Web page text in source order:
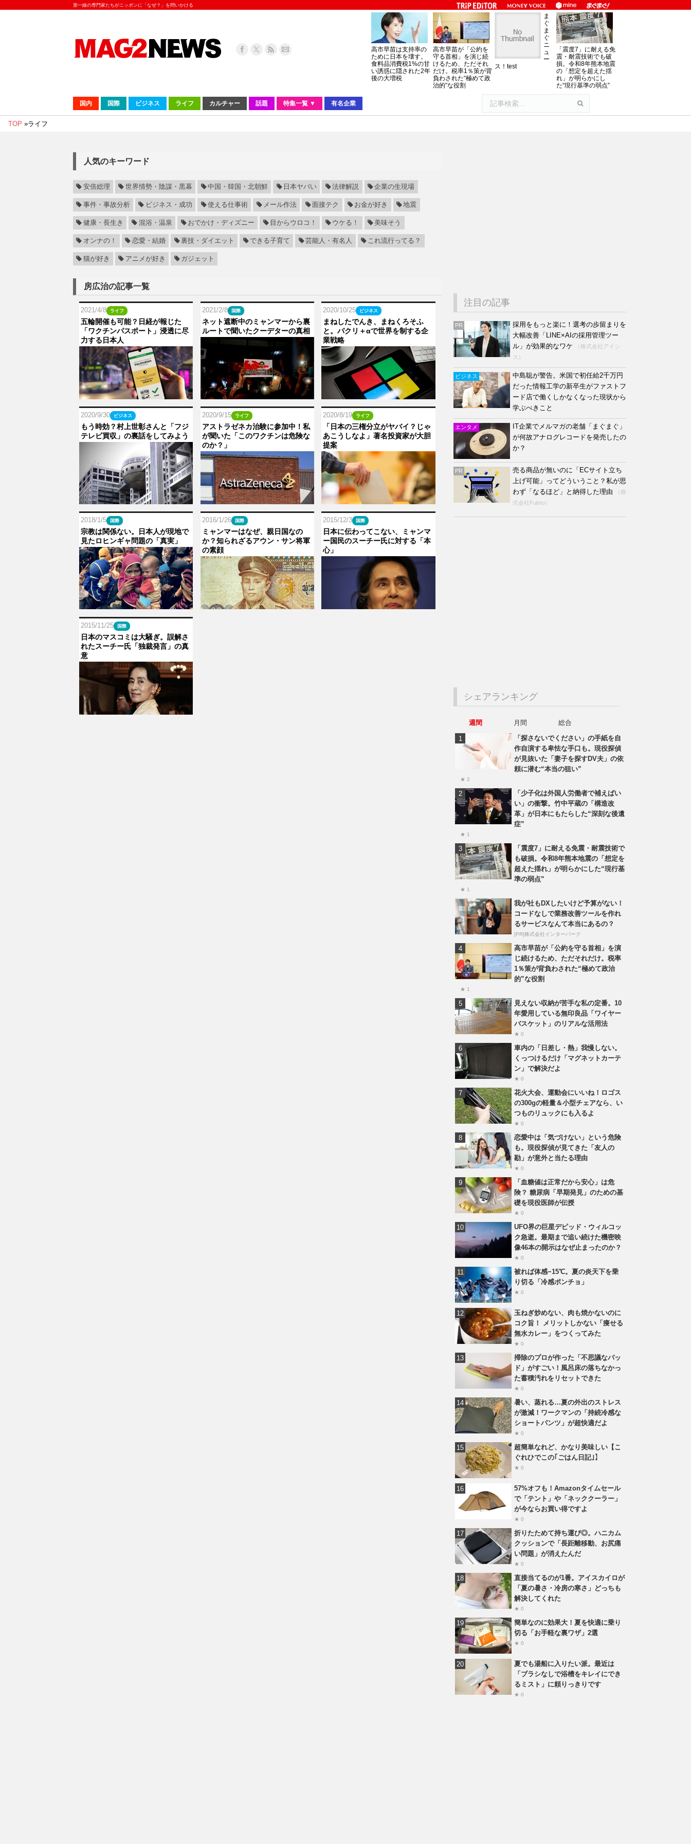
第一線の専門家たちがニッポンに「なぜ？」を問いかける
高市早苗は支持率の
ために日本を壊す。
食料品消費税1%の甘
い誘惑に隠された2年
後の大増税
高市早苗が「公約を
守る首相」を演じ続
けるため、ただそれ
だけ。税率1％策が背
負わされた“極めて政
治的”な役割
ま
ぐ
ま
ぐ
ニ
ュ
ー
ス！test
「震度7」に耐える免
震・耐震技術でも破
損。令和8年熊本地震
の「想定を超えた揺
れ」が明らかにし
た“現行基準の弱点”
国内 国際 ビジネス ライフ カルチャー 話題 特集一覧 ▼ 有名企業
TOP »ライフ
人気のキーワード
安倍総理 世界情勢・陰謀・黒幕 中国・韓国・北朝鮮 日本ヤバい 法律解説 企業の生現場
事件・事故分析 ビジネス・成功 使える仕事術 メール作法 面接テク お金が好き 地震
健康・長生き 混浴・温泉 おでかけ・ディズニー 目からウロコ！ ウケる！ 美味そう
オンナの！ 恋愛・結婚 裏技・ダイエット できる子育て 芸能人・有名人 これ流行ってる？
猫が好き アニメが好き ガジェット
房広治の記事一覧
2021/4/8 ライフ
五輪開催も可能？日経が報じた
「ワクチンパスポート」浸透に尽
力する日本人
2021/2/8 国際
ネット遮断中のミャンマーから裏
ルートで聞いたクーデターの真相
2020/10/25 ビジネス
まねしたでんき、まねくろそふ
と。パクリ＋αで世界を制する企
業戦略
2020/9/30 ビジネス
もう時効？村上世彰さんと「フジ
テレビ買収」の裏話をしてみよう
2020/9/15 ライフ
アストラゼネカ治験に参加中！私
が聞いた「このワクチンは危険な
のか？」
2020/8/19 ライフ
「日本の三権分立がヤバイ？じゃ
あこうしなよ」著名投資家が大胆
提案
2018/1/5 国際
宗教は関係ない。日本人が現地で
見たロヒンギャ問題の「真実」
2016/1/26 国際
ミャンマーはなぜ、親日国なの
か？知られざるアウン・サン将軍
の素顔
2015/12/3 国際
日本に伝わってこない、ミャンマ
ー国民のスーチー氏に対する「本
心」
2015/11/25 国際
日本のマスコミは大騒ぎ。誤解さ
れたスーチー氏「独裁発言」の真
意
注目の記事
PR
採用をもっと楽に！選考の歩留まりを
大幅改善「LINE×AIの採用管理ツー
ル」が効果的なワケ
（株式会社アイシ
ス）
ビジネス
中島聡が警告。米国で初任給2千万円
だった情報工学の新卒生がファストフ
ード店で働くしかなくなった現状から
学ぶべきこと
エンタメ
IT企業でメルマガの老舗「まぐまぐ」
が何故アナログレコードを発売したの
か？
PR
売る商品が無いのに「ECサイト立ち
上げ可能」ってどういうこと？私が思
わず「なるほど」と納得した理由
（株
式会社Fulmo）
シェアランキング
週間 月間
総合
「探さないでください」の手紙を自
作自演する卑怯な手口も。現役探偵
が見抜いた「妻子を探すDV夫」の依
頼に潜む“本当の狙い”
★ 2
「少子化は外国人労働者で補えばい
い」の衝撃。竹中平蔵の「構造改
革」が日本にもたらした“深刻な後遺
症”
★ 1
「震度7」に耐える免震・耐震技術で
も破損。令和8年熊本地震の「想定を
超えた揺れ」が明らかにした“現行基
準の弱点”
★ 1
我が社もDXしたいけど予算がない！
コードなしで業務改善ツールを作れ
るサービスなんて本当にあるの？
[PR]株式会社インターパーク
高市早苗が「公約を守る首相」を演
じ続けるため、ただそれだけ。税率
1％策が背負わされた“極めて政治
的”な役割
★ 1
見えない収納が苦手な私の定番。10
年愛用している無印良品「ワイヤー
バスケット」のリアルな活用法
★ 0
車内の「日差し・熱」我慢しない。
くっつけるだけ「マグネットカーテ
ン」で解決だよ
★ 0
花火大会、運動会にいいね！ロゴス
の300gの軽量＆小型チェアなら、い
つものリュックにも入るよ
★ 0
恋愛中は「気づけない」という危険
も。現役探偵が見てきた「友人の
勘」が意外と当たる理由
★ 0
「血糖値は正常だから安心」は危
険？ 糖尿病「早期発見」のための基
礎を現役医師が伝授
★ 0
UFO界の巨星デビッド・ウィルコッ
ク急逝。最期まで追い続けた機密映
像46本の開示はなぜ止まったのか？
★ 0
被れば体感−15℃。夏の炎天下を乗
り切る「冷感ポンチョ」
★ 0
玉ねぎ炒めない、肉も焼かないのに
コク旨！ メリットしかない「痩せる
無水カレー」をつくってみた
★ 0
掃除のプロが作った「不思議なパッ
ド」がすごい！風呂床の落ちなかっ
た蓄積汚れをリセットできた
★ 0
暑い、蒸れる…夏の外出のストレス
が激減！ワークマンの「持続冷感な
ショートパンツ」が超快適だよ
★ 0
超簡単なれど、かなり美味しい【こ
ぐれひでこの｢ごはん日記｣】
★ 0
57%オフも！Amazonタイムセール
で「テント」や「ネッククーラー」
が今ならお買い得ですよ
★ 0
折りたためて持ち運び◎。ハニカム
クッションで「長距離移動、お尻痛
い問題」が消えたんだ
★ 0
直接当てるのが1番。アイスカイロが
「夏の暑さ・冷房の寒さ」どっちも
解決してくれた
★ 0
簡単なのに効果大！夏を快適に乗り
切る「お手軽な裏ワザ」2選
★ 0
夏でも湯船に入りたい派。最近は
「ブラシなしで浴槽をキレイにでき
るミスト」に頼りっきりです
★ 0